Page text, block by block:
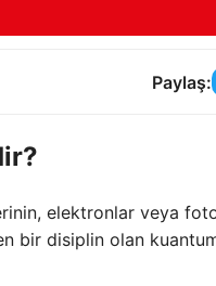
Paylaş:
elektronlar veya
bir disiplin olan